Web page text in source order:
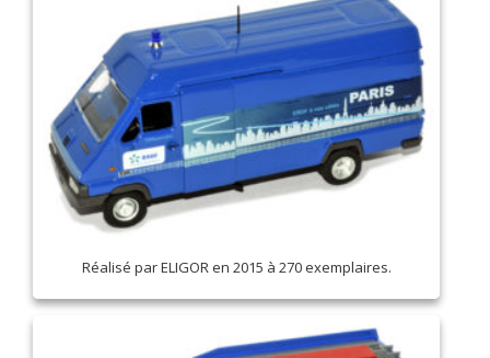
Réalisé par ELIGOR en 2015 à 270 exemplaires.